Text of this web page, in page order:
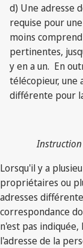
d) Une adresse
requise pour
moins
pertinentes,
y en a un. En
télécopieur, une
différente pour
Instruction
Lorsqu'il y a
propriétaires ou
adresses
correspondance
n'est pas
l'adresse de la